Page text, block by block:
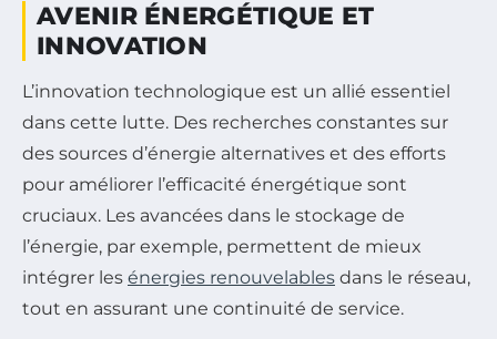
AVENIR ÉNERGÉTIQUE ET
INNOVATION
L’innovation technologique est un allié essentiel
dans cette lutte. Des recherches constantes sur
des sources d’énergie alternatives et des efforts
pour améliorer l’efficacité énergétique sont
cruciaux. Les avancées dans le stockage de
l’énergie, par exemple, permettent de mieux
intégrer les énergies renouvelables dans le réseau,
tout en assurant une continuité de service.